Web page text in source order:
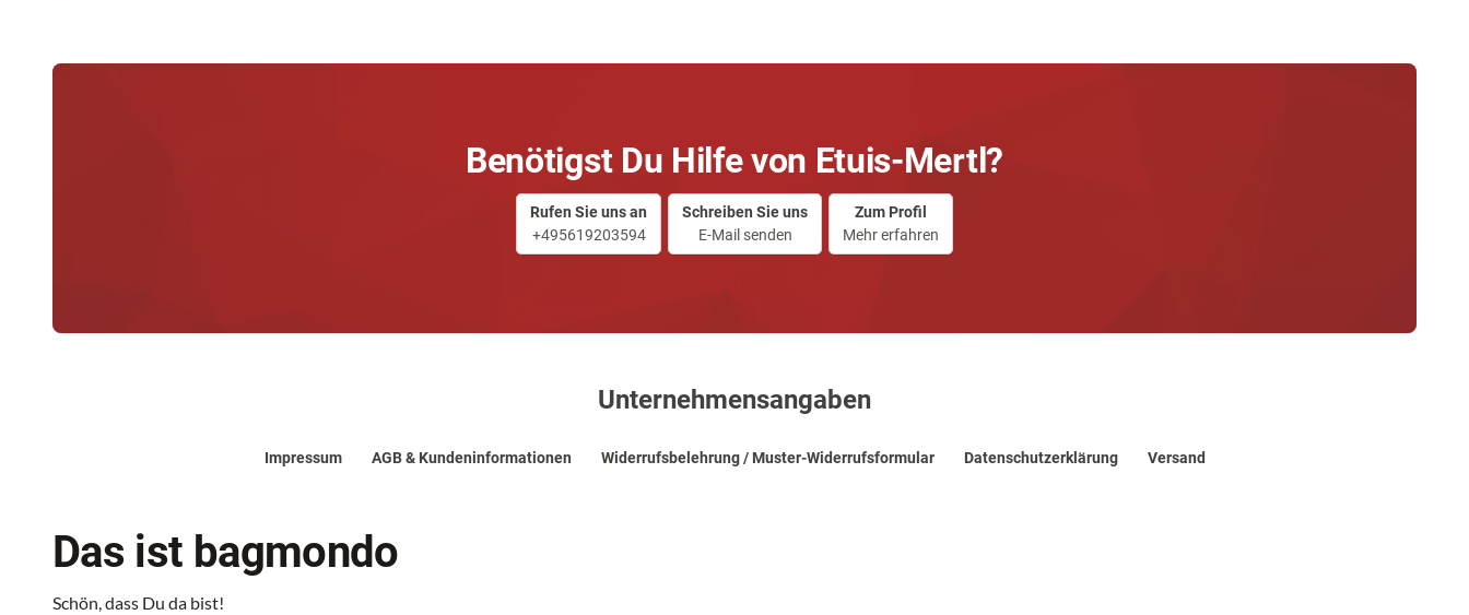
Benötigst Du Hilfe von Etuis-Mertl?
Rufen Sie uns an
+495619203594
Schreiben Sie uns
E-Mail senden
Zum Profil
Mehr erfahren
Unternehmensangaben
Impressum AGB & Kundeninformationen Widerrufsbelehrung / Muster-Widerrufsformular Datenschutzerklärung Versand
Das ist bagmondo
Schön, dass Du da bist!